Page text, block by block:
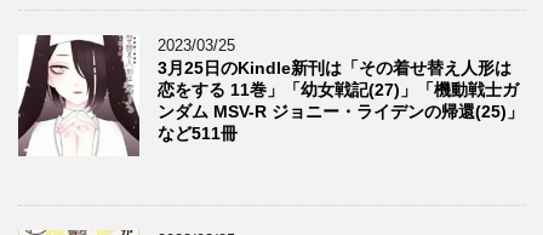
2023/03/25
3月25日のKindle新刊は「その着せ替え人形は
恋をする 11巻」「幼女戦記(27)」「機動戦士ガ
ンダム MSV-R ジョニー・ライデンの帰還(25)」
など511冊